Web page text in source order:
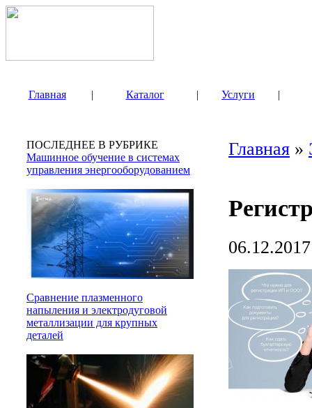
Главная | Каталог | Услуги |
ПОСЛЕДНЕЕ В РУБРИКЕ
Машинное обучение в системах
управления энергооборудованием
Сравнение плазменного
напыления и электродуговой
металлизации для крупных
деталей
Главная »
06.12.2017